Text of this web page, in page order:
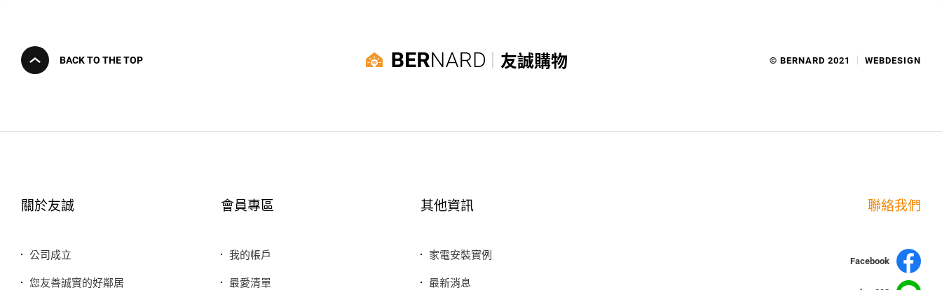
BACK TO THE TOP 友誠購物 © BERNARD 2021 WEBDESIGN
關於友誠
公司成立
您友善誠實的好鄰居
會員專區
我的帳戶
最愛清單
其他資訊
家電安裝實例
最新消息
聯絡我們
Facebook